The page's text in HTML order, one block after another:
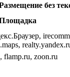
без
flamp.ru, zoon.ru